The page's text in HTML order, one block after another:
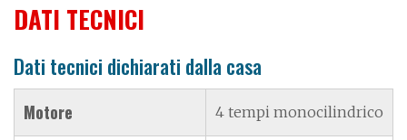
DATI TECNICI
Dati tecnici dichiarati dalla casa
Motore 4 tempi monocilindrico